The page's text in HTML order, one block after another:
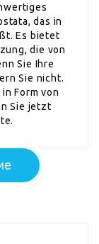
das in
Es bietet
die von
Sie Ihre
Sie nicht.
Form von
Sie jetzt